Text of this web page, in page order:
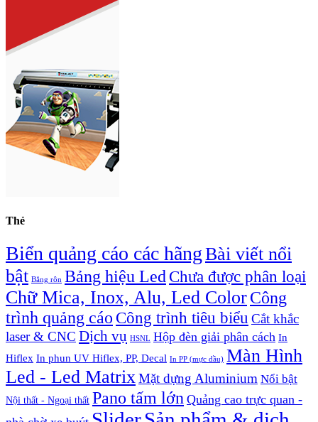
Thẻ
Biển quảng cáo các hãngBài viết nổi
bật Băng rôn Bảng hiệu Led Chưa được phân loại
Chữ Mica, Inox, Alu, Led ColorCông
trình quảng cáo Công trình tiêu biểu Cắt khắc
laser & CNC Dịch vụ HSNL Hộp đèn giải phân cách In
Hiflex In phun UV Hiflex, PP, Decal In PP (mực dầu) Màn Hình
Led - Led MatrixMặt dựng Aluminium Nổi bật
Nội thất - Ngoại thất Pano tấm lớn Quảng cao trực quan -